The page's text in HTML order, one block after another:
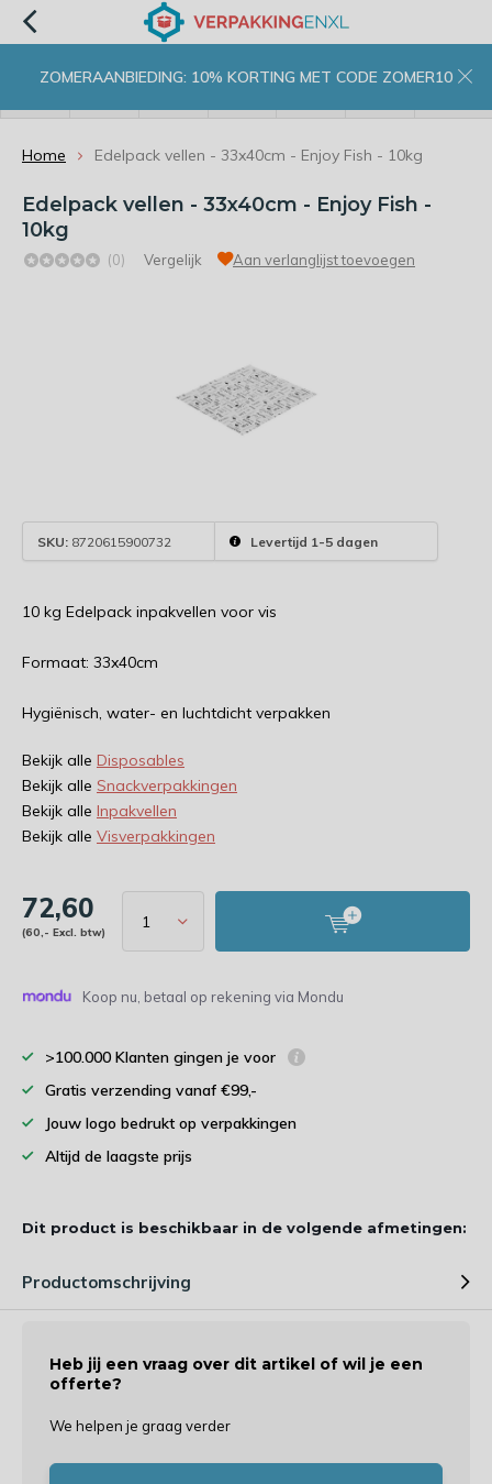
ZOMERAANBIEDING: 10% KORTING MET CODE ZOMER10
Home Edelpack vellen - 33x40cm - Enjoy Fish - 10kg
Edelpack vellen - 33x40cm - Enjoy Fish -
10kg
(0) Vergelijk Aan verlanglijst toevoegen
SKU: 8720615900732 Levertijd 1-5 dagen
10 kg Edelpack inpakvellen voor vis
Formaat: 33x40cm
Hygiënisch, water- en luchtdicht verpakken
Bekijk alle Disposables
Bekijk alle Snackverpakkingen
Bekijk alle Inpakvellen
Bekijk alle Visverpakkingen
72,60
(60,- Excl. btw)
Koop nu, betaal op rekening via Mondu
>100.000 Klanten gingen je voor
Gratis verzending vanaf €99,-
Jouw logo bedrukt op verpakkingen
Altijd de laagste prijs
Dit product is beschikbaar in de volgende afmetingen:
Productomschrijving
Heb jij een vraag over dit artikel of wil je een
offerte?
We helpen je graag verder